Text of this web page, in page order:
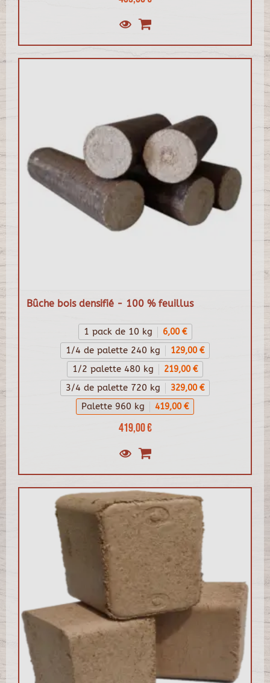
Bûche bois densifié - 100 % feuillus
419,00 €
1 pack de 10 kg 6,00 €
1/4 de palette 240 kg 129,00 €
1/2 palette 480 kg 219,00 €
3/4 de palette 720 kg 329,00 €
Palette 960 kg 419,00 €